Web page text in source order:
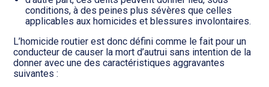
conditions, à des peines plus sévères que celles
applicables aux homicides et blessures involontaires.
L’homicide routier est donc défini comme le fait pour un
conducteur de causer la mort d’autrui sans intention de la
donner avec une des caractéristiques aggravantes
suivantes :